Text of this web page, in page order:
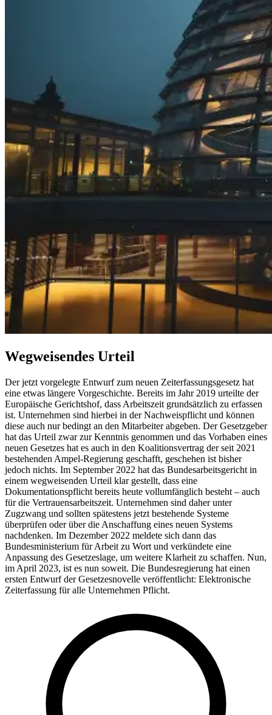
Wegweisendes Urteil
Der jetzt vorgelegte Entwurf zum neuen Zeiterfassungsgesetz hat
eine etwas längere Vorgeschichte. Bereits im Jahr 2019 urteilte der
Europäische Gerichtshof, dass Arbeitszeit grundsätzlich zu erfassen
ist. Unternehmen sind hierbei in der Nachweispflicht und können
diese auch nur bedingt an den Mitarbeiter abgeben. Der Gesetzgeber
hat das Urteil zwar zur Kenntnis genommen und das Vorhaben eines
neuen Gesetzes hat es auch in den Koalitionsvertrag der seit 2021
bestehenden Ampel-Regierung geschafft, geschehen ist bisher
jedoch nichts. Im September 2022 hat das Bundesarbeitsgericht in
einem wegweisenden Urteil klar gestellt, dass eine
Dokumentationspflicht bereits heute vollumfänglich besteht – auch
für die Vertrauensarbeitszeit. Unternehmen sind daher unter
Zugzwang und sollten spätestens jetzt bestehende Systeme
überprüfen oder über die Anschaffung eines neuen Systems
nachdenken. Im Dezember 2022 meldete sich dann das
Bundesministerium für Arbeit zu Wort und verkündete eine
Anpassung des Gesetzeslage, um weitere Klarheit zu schaffen. Nun,
im April 2023, ist es nun soweit. Die Bundesregierung hat einen
ersten Entwurf der Gesetzesnovelle veröffentlicht: Elektronische
Zeiterfassung für alle Unternehmen Pflicht.